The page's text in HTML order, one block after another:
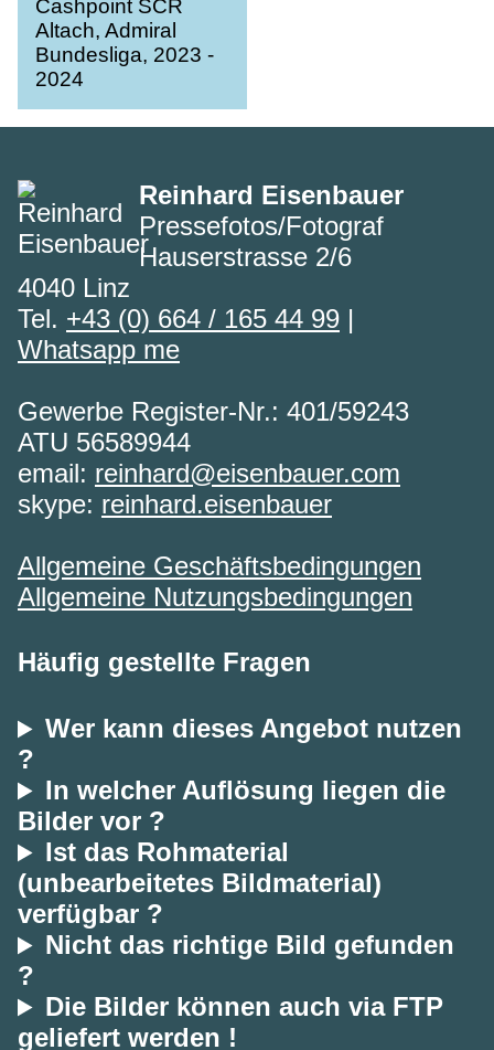
Reinhard Eisenbauer
Pressefotos/Fotograf
Hauserstrasse 2/6
4040 Linz
Tel. +43 (0) 664 / 165 44 99 |
Whatsapp me
Gewerbe Register-Nr.: 401/59243
ATU 56589944
email: reinhard@eisenbauer.com
skype: reinhard.eisenbauer
Allgemeine Geschäftsbedingungen
Allgemeine Nutzungsbedingungen
Häufig gestellte Fragen
Wer kann dieses Angebot nutzen
?
In welcher Auflösung liegen die
Bilder vor ?
Ist das Rohmaterial
(unbearbeitetes Bildmaterial)
verfügbar ?
Nicht das richtige Bild gefunden
?
Die Bilder können auch via FTP
geliefert werden !